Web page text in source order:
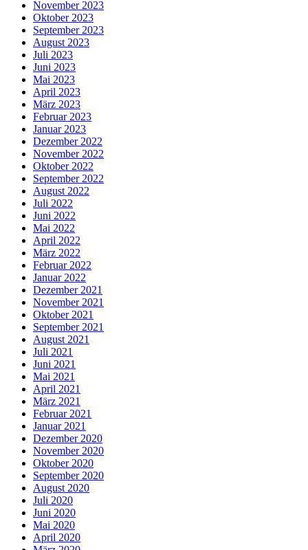
November 2023
Oktober 2023
September 2023
August 2023
Juli 2023
Juni 2023
Mai 2023
April 2023
März 2023
Februar 2023
Januar 2023
Dezember 2022
November 2022
Oktober 2022
September 2022
August 2022
Juli 2022
Juni 2022
Mai 2022
April 2022
März 2022
Februar 2022
Januar 2022
Dezember 2021
November 2021
Oktober 2021
September 2021
August 2021
Juli 2021
Juni 2021
Mai 2021
April 2021
März 2021
Februar 2021
Januar 2021
Dezember 2020
November 2020
Oktober 2020
September 2020
August 2020
Juli 2020
Juni 2020
Mai 2020
April 2020